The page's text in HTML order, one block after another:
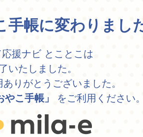
手帳に変わりまし
援ナビ とことこは
いたしました。
りがとうございました。
やこ手帳」 をご利用ください